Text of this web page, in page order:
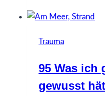
gerne
über
Trauma
95 Was ich
gewusst